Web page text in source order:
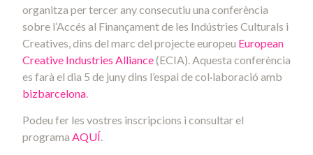
organitza per tercer any consecutiu una conferència
sobre l’Accés al Finançament de les Indústries Culturals i
Creatives, dins del marc del projecte europeu European
Creative Industries Alliance(ECIA). Aquesta conferència
es farà el dia 5 de juny dins l’espai de col·laboració amb
bizbarcelona.
Podeu fer les vostres inscripcions i consultar el
programa AQUÍ.